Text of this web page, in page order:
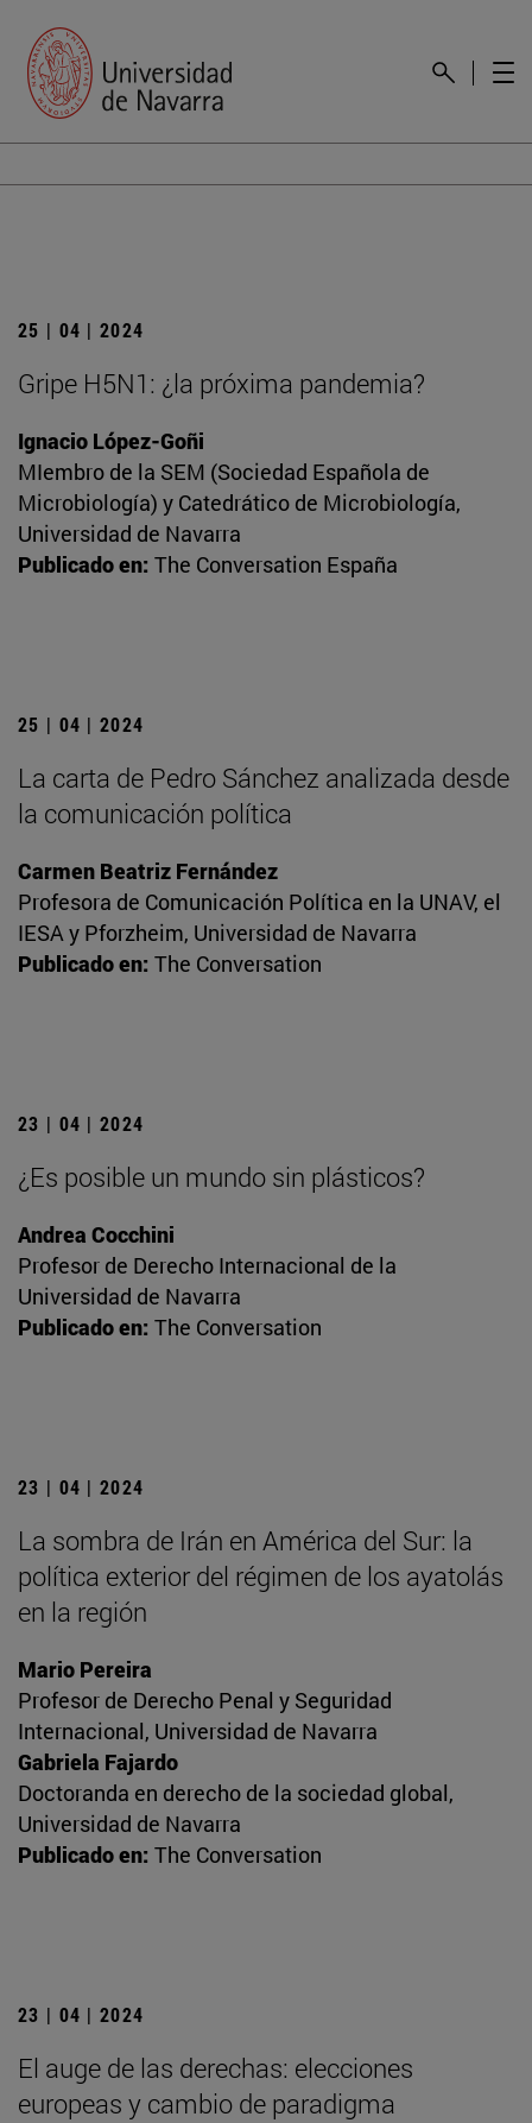
25 | 04 | 2024
Gripe H5N1: ¿la próxima pandemia?
Ignacio López-Goñi
MIembro de la SEM (Sociedad Española de
Microbiología) y Catedrático de Microbiología,
Universidad de Navarra
Publicado en: The Conversation España
25 | 04 | 2024
La carta de Pedro Sánchez analizada desde
la comunicación política
Carmen Beatriz Fernández
Profesora de Comunicación Política en la UNAV, el
IESA y Pforzheim, Universidad de Navarra
Publicado en: The Conversation
23 | 04 | 2024
¿Es posible un mundo sin plásticos?
Andrea Cocchini
Profesor de Derecho Internacional de la
Universidad de Navarra
Publicado en: The Conversation
23 | 04 | 2024
La sombra de Irán en América del Sur: la
política exterior del régimen de los ayatolás
en la región
Mario Pereira
Profesor de Derecho Penal y Seguridad
Internacional, Universidad de Navarra
Gabriela Fajardo
Doctoranda en derecho de la sociedad global,
Universidad de Navarra
Publicado en: The Conversation
23 | 04 | 2024
El auge de las derechas: elecciones
europeas y cambio de paradigma